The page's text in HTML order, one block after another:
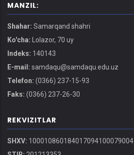
MANZIL:
Shahar: Samarqand shahri
Ko'cha: Lolazor, 70 uy
Indeks: 140143
E-mail: samdaqu@samdaqu.edu.uz
Telefon: (0366) 237-15-93
Faks: (0366) 237-26-30
REKVIZITLAR
SHXV: 100010860184017094100079004